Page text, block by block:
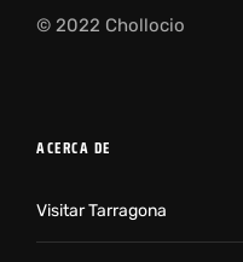
© 2022 Chollocio
ACERCA DE
Visitar Tarragona